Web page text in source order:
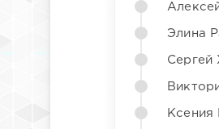
Элина
Сергей
Ксения